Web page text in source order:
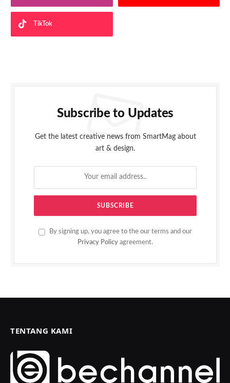
TikTok
Subscribe to Updates
Get the latest creative news from SmartMag about
art & design.
By signing up, you agree to the our terms and our
Privacy Policy agreement.
TENTANG KAMI